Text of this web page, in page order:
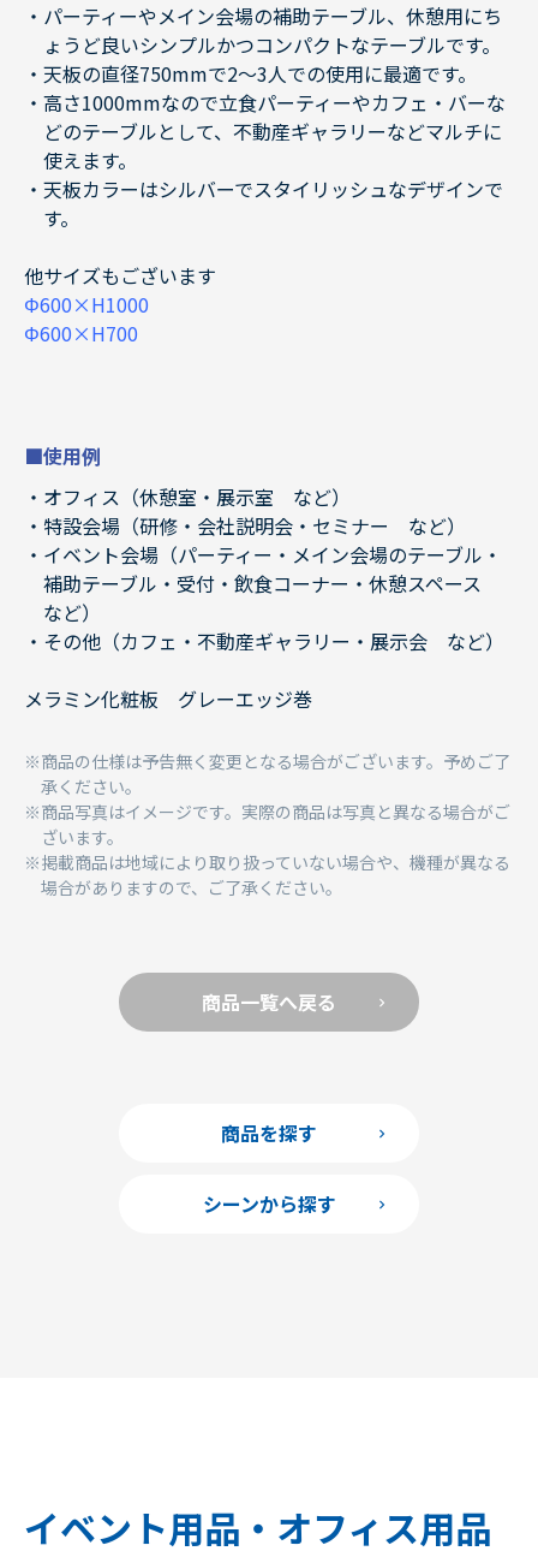
パーティーやメイン会場の補助テーブル、休憩用にち
ょうど良いシンプルかつコンパクトなテーブルです。
天板の直径750mmで2～3人での使用に最適です。
高さ1000mmなので立食パーティーやカフェ・バーな
どのテーブルとして、不動産ギャラリーなどマルチに
使えます。
天板カラーはシルバーでスタイリッシュなデザインで
す。
他サイズもございます
Φ600×H1000
Φ600×H700
■使用例
オフィス（休憩室・展示室 など）
特設会場（研修・会社説明会・セミナー など）
イベント会場（パーティー・メイン会場のテーブル・
補助テーブル・受付・飲食コーナー・休憩スペース
など）
その他（カフェ・不動産ギャラリー・展示会 など）
メラミン化粧板 グレーエッジ巻
商品の仕様は予告無く変更となる場合がございます。予めご了
承ください。
商品写真はイメージです。実際の商品は写真と異なる場合がご
ざいます。
掲載商品は地域により取り扱っていない場合や、機種が異なる
場合がありますので、ご了承ください。
商品一覧へ戻る
商品を探す
シーンから探す
イベント用品・オフィス用品